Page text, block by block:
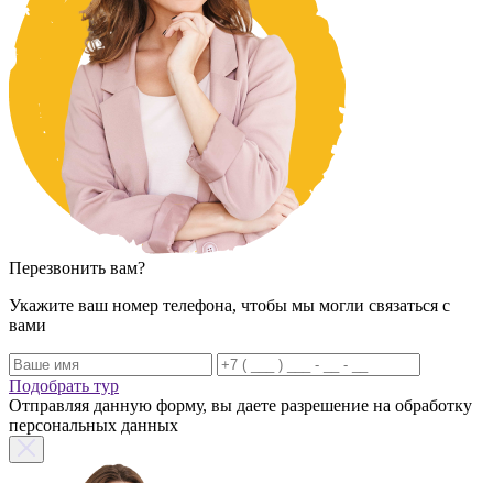
Перезвонить вам?
Укажите ваш номер телефона, чтобы мы могли связаться с
вами
Подобрать тур
Отправляя данную форму, вы даете разрешение на обработку
персональных данных